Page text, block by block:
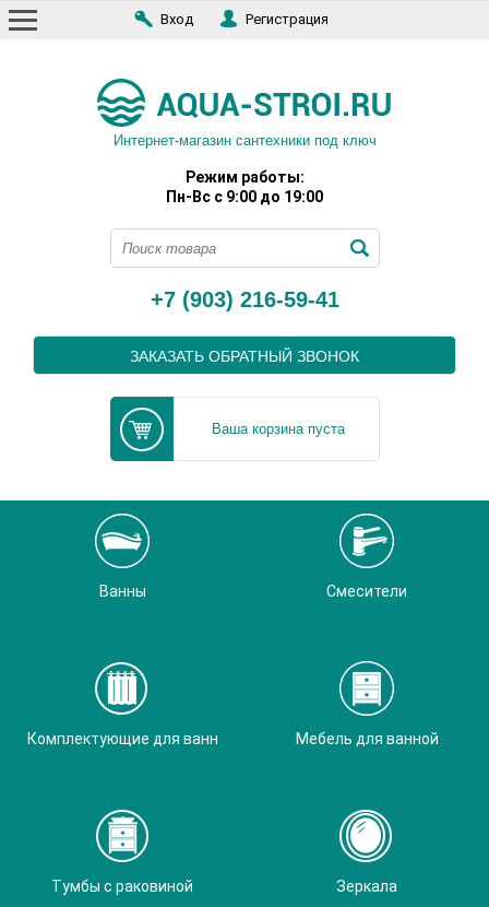
Вход Регистрация
Интернет-магазин сантехники под ключ
Режим работы:
Пн-Вс с 9:00 до 19:00
+7 (903) 216-59-41
ЗАКАЗАТЬ ОБРАТНЫЙ ЗВОНОК
Ваша корзина пуста
Ванны Смесители
Комплектующие для ванн Мебель для ванной
Тумбы с раковиной Зеркала